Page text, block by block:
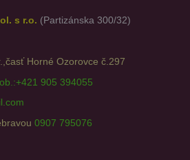
s r.o. (Partizánska 300/32)
Horné Ozorovce č.297
905 394055
0907 795076